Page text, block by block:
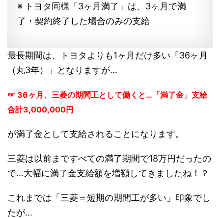
※ トヨタ同様「3ヶ月満了」は、3ヶ月で満
了・契約終了した場合のみの支給
最長期間は、トヨタよりも1ヶ月だけ多い「36ヶ月
（丸3年）」となりますが…
☞ 36ヶ月、三菱の期間工として働くと…「満了金」支給
合計3,000,000円
が満了金として支給されることになります。
三菱は以前まですべての満了期間で18万円だったの
で…大幅に満了金支給額を増額してきましたね！？
これまでは「三菱＝短期の期間工が多い」印象でし
たが…